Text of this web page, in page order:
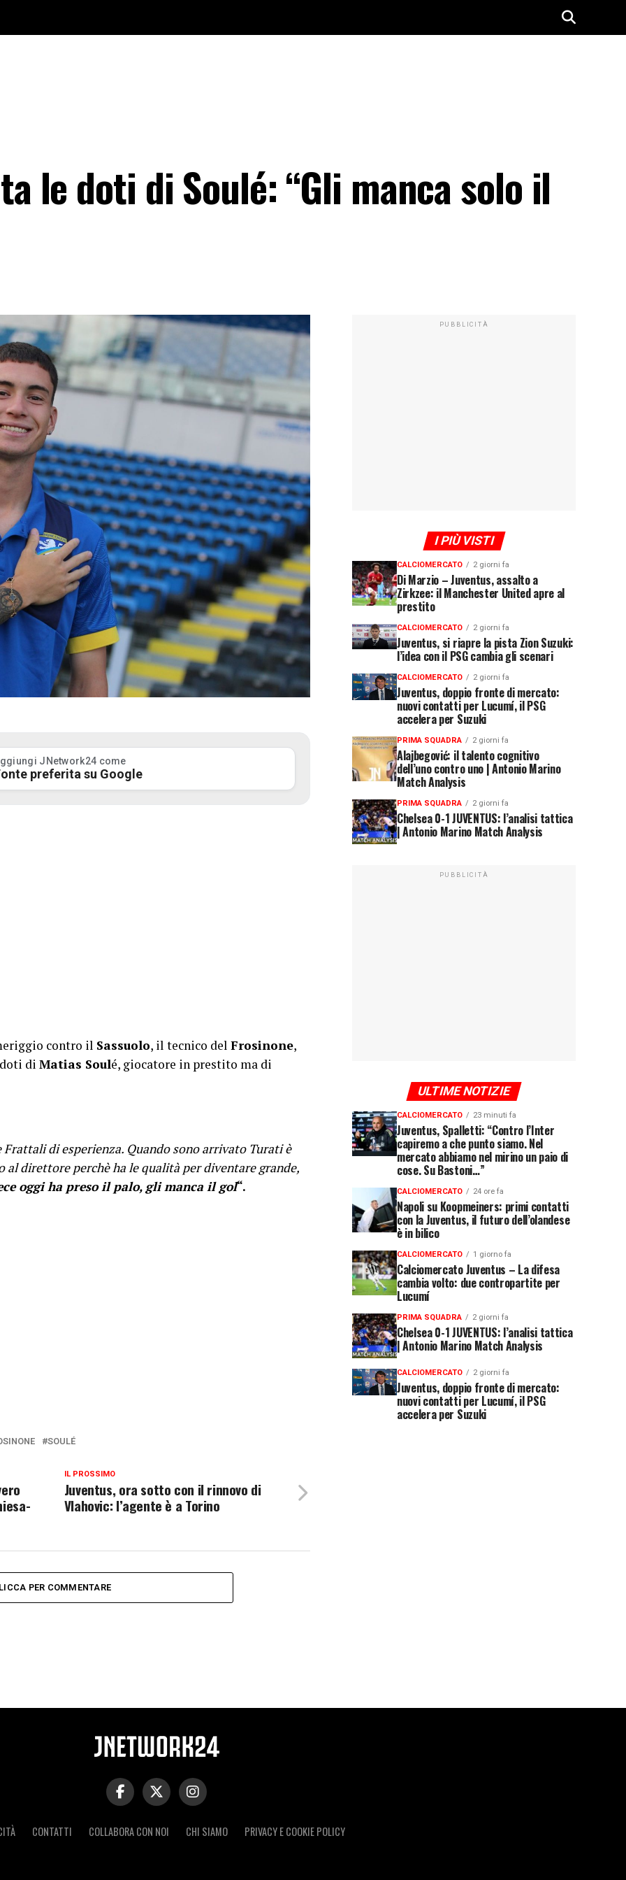
le doti di Soulé: “Gli manca solo il
JNetwork24 come
preferita su Google
contro il Sassuolo, il tecnico del Frosinone,
di Matias Soulé, giocatore in prestito ma di
di esperienza. Quando sono arrivato Turati è
direttore perchè ha le qualità per diventare grande,
oggi ha preso il palo, gli manca il gol“.
SOULÉ
IL PROSSIMO
Juventus, ora sotto con il rinnovo di
Vlahovic: l’agente è a Torino
PER COMMENTARE
PUBBLICITÀ
I PIÙ VISTI
CALCIOMERCATO 2 giorni fa
Di Marzio – Juventus, assalto a
Zirkzee: il Manchester United apre al
prestito
CALCIOMERCATO 2 giorni fa
Juventus, si riapre la pista Zion Suzuki:
l’idea con il PSG cambia gli scenari
CALCIOMERCATO 2 giorni fa
Juventus, doppio fronte di mercato:
nuovi contatti per Lucumí, il PSG
accelera per Suzuki
PRIMA SQUADRA 2 giorni fa
Alajbegović: il talento cognitivo
dell’uno contro uno | Antonio Marino
Match Analysis
PRIMA SQUADRA 2 giorni fa
Chelsea 0-1 JUVENTUS: l’analisi tattica
| Antonio Marino Match Analysis
PUBBLICITÀ
ULTIME NOTIZIE
CALCIOMERCATO 23 minuti fa
Juventus, Spalletti: “Contro l’Inter
capiremo a che punto siamo. Nel
mercato abbiamo nel mirino un paio di
cose. Su Bastoni…”
CALCIOMERCATO 24 ore fa
Napoli su Koopmeiners: primi contatti
con la Juventus, il futuro dell’olandese
è in bilico
CALCIOMERCATO 1 giorno fa
Calciomercato Juventus – La difesa
cambia volto: due contropartite per
Lucumí
PRIMA SQUADRA 2 giorni fa
Chelsea 0-1 JUVENTUS: l’analisi tattica
| Antonio Marino Match Analysis
CALCIOMERCATO 2 giorni fa
Juventus, doppio fronte di mercato:
nuovi contatti per Lucumí, il PSG
accelera per Suzuki
CONTATTI COLLABORA CON NOI CHI SIAMO PRIVACY E COOKIE POLICY